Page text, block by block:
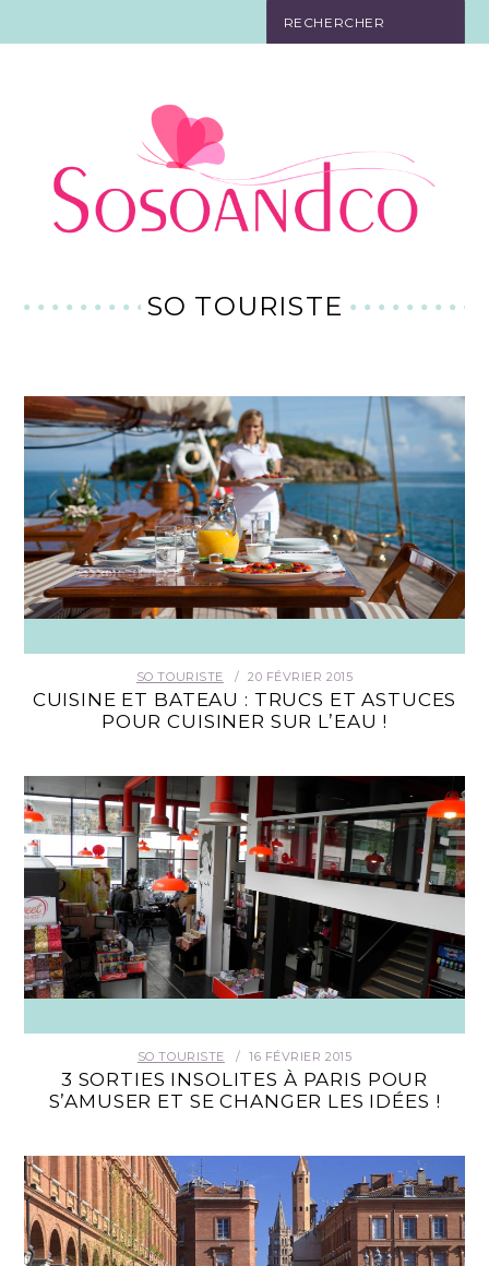
SO EN FORME
SO IN LOVE
SO PRATIQUE
CONTACT
SO TOURISTE
SO TOURISTE 20 FÉVRIER 2015
CUISINE ET BATEAU : TRUCS ET ASTUCES
POUR CUISINER SUR L’EAU !
SO TOURISTE 16 FÉVRIER 2015
3 SORTIES INSOLITES À PARIS POUR
S’AMUSER ET SE CHANGER LES IDÉES !